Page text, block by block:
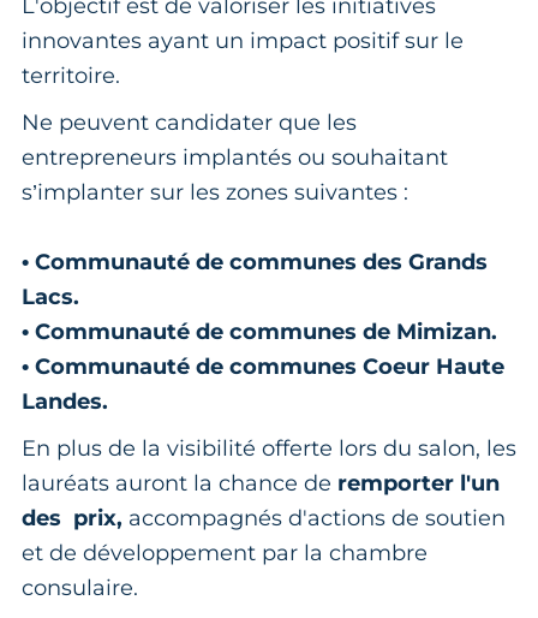
L'objectif est de valoriser les initiatives
innovantes ayant un impact positif sur le
territoire.
Ne peuvent candidater que les
entrepreneurs implantés ou souhaitant
s’implanter sur les zones suivantes :
• Communauté de communes des Grands
Lacs.
• Communauté de communes de Mimizan.
• Communauté de communes Coeur Haute
Landes.
En plus de la visibilité offerte lors du salon, les
lauréats auront la chance de remporter l'un
des prix, accompagnés d'actions de soutien
et de développement par la chambre
consulaire.